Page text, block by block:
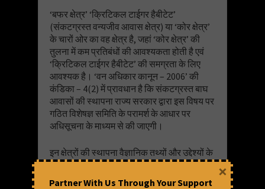
‘बफर क्षेत्र’ ‘क्रिटिकल टाईगर हैबीटेट’
(संकटग्रस्त वन्यजीव आवास क्षेत्र) या ‘कोर क्षेत्र’
के चारों ओर का वह क्षेत्र है, जहां ‘कोर क्षेत्र’ की
तुलना में कम प्रतिबंधों की आवश्यकता होती है एवं
‘क्रिटिकल टाईगर हैबीटेट’ की समग्रता के लिए
आवश्यक है। ‘वन अधिकार कानून – 2006’ की
कंडिका – 4(2) में प्रावधान है कि संकटग्रस्त बाघ
आवासों की स्थापना राज्य सरकार द्वारा इस विषय पर
गठित विशेषज्ञ समिति के परामर्श के आधार पर
अधिसूचना के माध्यम से की जाएगी।
इन क्षेत्रों की स्थापना वैज्ञानिक तथ्यों और उद्देश्यों के
आधार पर बाघ संरक्षण के उद्देश्य के लिए की जाती है।
इन क्षेत्रों की अधिसूचना जारी करने से पहले यह
Partner With Us Through Your Support
×